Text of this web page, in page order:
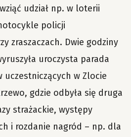
udział np. w loterii
policji
zraszaczach. Dwie godziny
uroczysta parada
uczestniczących w Zlocie
gdzie odbyła się druga
strażackie, występy
i rozdanie nagród – np. dla